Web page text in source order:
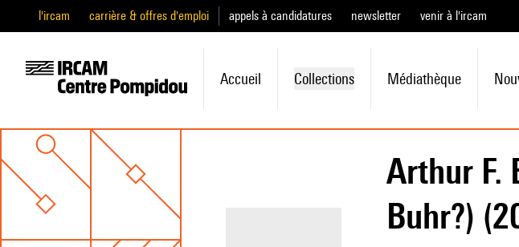
l'ircam carrière & offres d'emploi appels à candidatures newsletter venir à l'ircam
Accueil Collections Médiathèque
Arthur F.
Buhr?)